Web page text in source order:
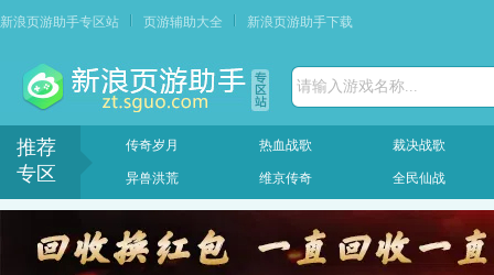
新浪页游助手专区站 页游辅助大全 新浪页游助手下载
请输入游戏名称...
推荐
专区
传奇岁月 热血战歌 裁决战歌
异兽洪荒 维京传奇 全民仙战